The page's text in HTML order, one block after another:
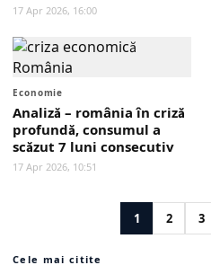
17 Apr 2026, 16:00
Economie
Analiză – românia în criză
profundă, consumul a
scăzut 7 luni consecutiv
17 Apr 2026, 10:51
1 2 3
Cele mai citite